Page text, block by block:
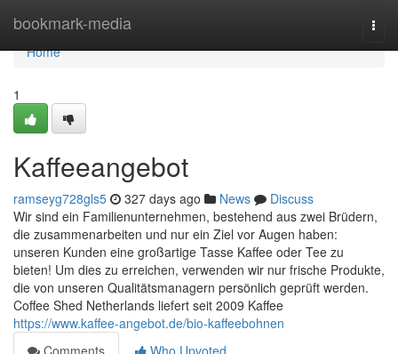
bookmark-media
Home
Home
1
Kaffeeangebot
ramseyg728gls5 327 days ago News
Discuss
Wir sind ein Familienunternehmen, bestehend aus zwei Brüdern,
die zusammenarbeiten und nur ein Ziel vor Augen haben:
unseren Kunden eine großartige Tasse Kaffee oder Tee zu
bieten! Um dies zu erreichen, verwenden wir nur frische Produkte,
die von unseren Qualitätsmanagern persönlich geprüft werden.
Coffee Shed Netherlands liefert seit 2009 Kaffee
https://www.kaffee-angebot.de/bio-kaffeebohnen
Comments
Who Upvoted